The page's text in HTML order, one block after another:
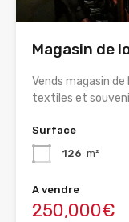
Magasin de
Vends magasin
textiles et
Surface
126 m²
A vendre
250,000€